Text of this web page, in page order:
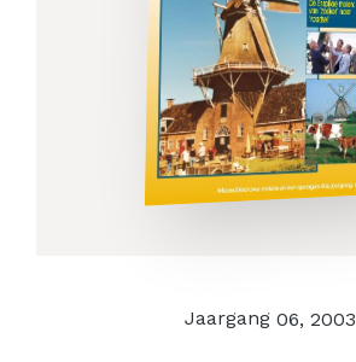
Jaargang 06, 2003